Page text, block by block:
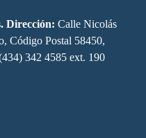
Dirección: Calle Nicolás
Código Postal 58450,
342 4585 ext. 190